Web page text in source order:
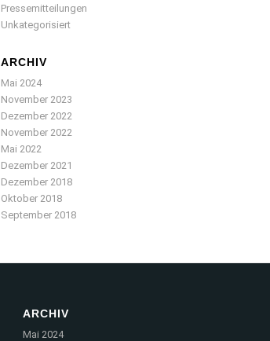
Pressemitteilungen
Unkategorisiert
ARCHIV
Mai 2024
November 2023
Dezember 2022
November 2022
Mai 2022
Dezember 2021
Dezember 2018
Oktober 2018
September 2018
ARCHIV
Mai 2024